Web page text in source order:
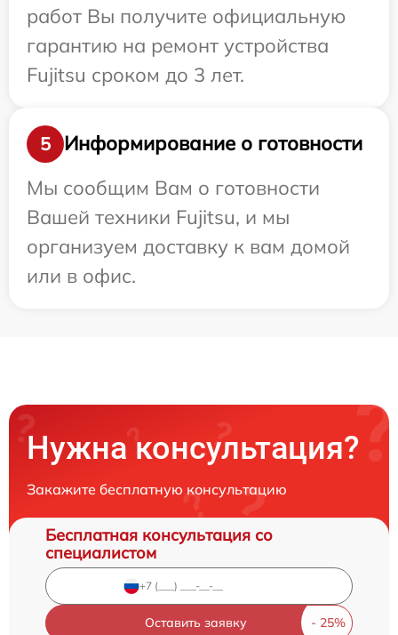
работ Вы получите официальную
гарантию на ремонт устройства
Fujitsu сроком до 3 лет.
5
Информирование о готовности
Мы сообщим Вам о готовности
Вашей техники Fujitsu, и мы
организуем доставку к вам домой
или в офис.
Нужна консультация?
Закажите бесплатную консультацию
Бесплатная консультация со
специалистом
Оставить заявку